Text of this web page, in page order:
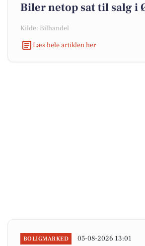
Biler netop sat til salg i
Kilde: Bilhandel
Læs hele artiklen her
BOLIGMARKED 05-08-2026 13:01